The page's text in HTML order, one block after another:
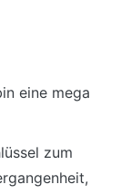
eine mega
zum